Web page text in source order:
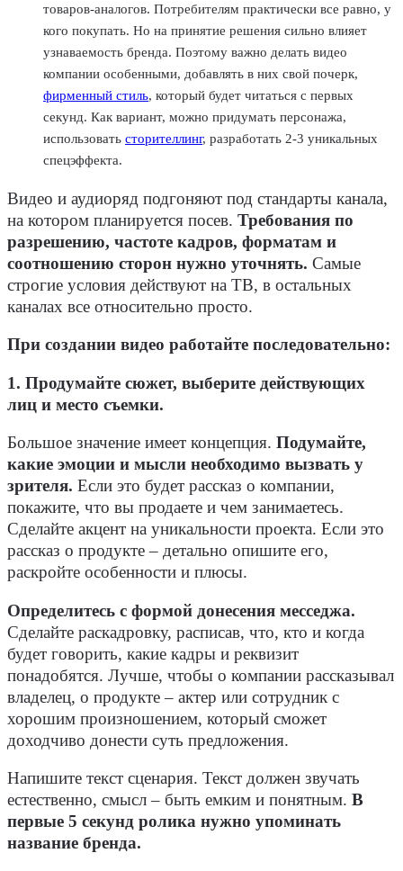
товаров-аналогов. Потребителям практически все равно, у
кого покупать. Но на принятие решения сильно влияет
узнаваемость бренда. Поэтому важно делать видео
компании особенными, добавлять в них свой почерк,
фирменный стиль, который будет читаться с первых
секунд. Как вариант, можно придумать персонажа,
использовать сторителлинг, разработать 2-3 уникальных
спецэффекта.
Видео и аудиоряд подгоняют под стандарты канала,
на котором планируется посев. Требования по
разрешению, частоте кадров, форматам и
соотношению сторон нужно уточнять. Самые
строгие условия действуют на ТВ, в остальных
каналах все относительно просто.
При создании видео работайте последовательно:
1. Продумайте сюжет, выберите действующих
лиц и место съемки.
Большое значение имеет концепция. Подумайте,
какие эмоции и мысли необходимо вызвать у
зрителя. Если это будет рассказ о компании,
покажите, что вы продаете и чем занимаетесь.
Сделайте акцент на уникальности проекта. Если это
рассказ о продукте – детально опишите его,
раскройте особенности и плюсы.
Определитесь с формой донесения месседжа.
Сделайте раскадровку, расписав, что, кто и когда
будет говорить, какие кадры и реквизит
понадобятся. Лучше, чтобы о компании рассказывал
владелец, о продукте – актер или сотрудник с
хорошим произношением, который сможет
доходчиво донести суть предложения.
Напишите текст сценария. Текст должен звучать
естественно, смысл – быть емким и понятным. В
первые 5 секунд ролика нужно упоминать
название бренда.